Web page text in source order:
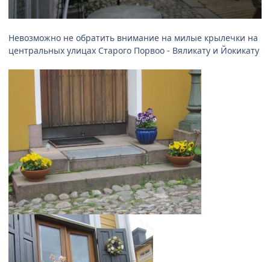
Невозможно не обратить внимание на милые крылечки на
центральных улицах Старого Порвоо - Вяликату и Йокикату